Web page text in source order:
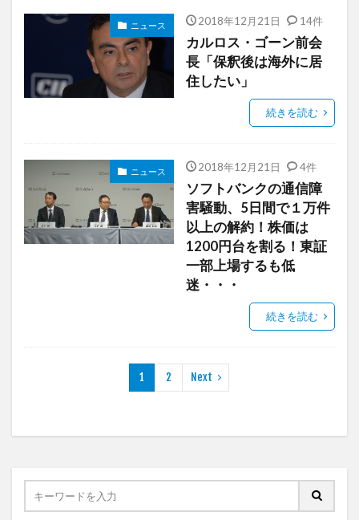
ニュース 2018年12月21日 14件
カルロス・ゴーン前会
長「保釈後は海外に居
住したい」
続きを読む
ニュース 2018年12月21日 4件
ソフトバンクの通信障
害騒動、5日間で１万件
以上の解約！株価は
1200円台を割る！東証
一部上場するも低
迷・・・
続きを読む
1 2 Next